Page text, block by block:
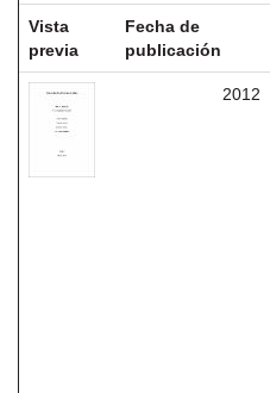
Vista
previa
Fecha de
publicación
2012